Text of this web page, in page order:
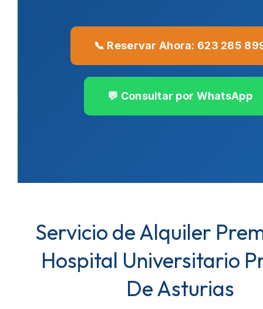
📞 Reservar Ahora: 623 285
💬 Consultar por WhatsApp
Servicio de Alquiler
Hospital Universitario
De Asturias